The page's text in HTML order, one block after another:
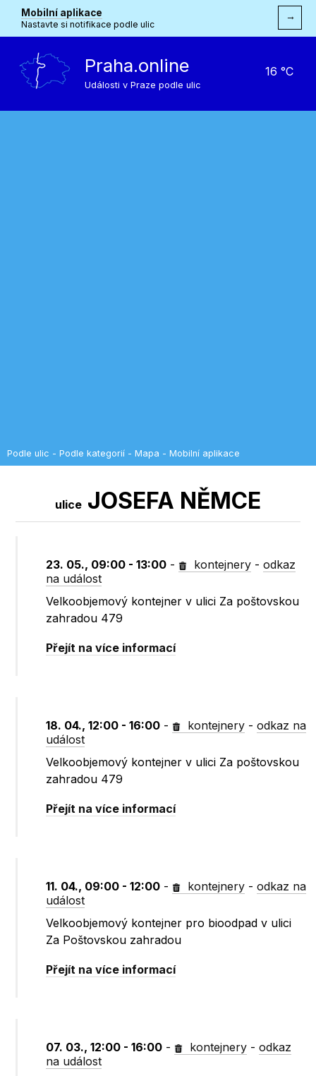
Mobilní aplikace
Nastavte si notifikace podle ulic
→
Praha.online
Události v Praze podle ulic
16 °C
Podle ulic - Podle kategorií - Mapa - Mobilní aplikace
ulice JOSEFA NĚMCE
23. 05., 09:00 - 13:00 - kontejnery -odkaz
na událost
Velkoobjemový kontejner v ulici Za poštovskou
zahradou 479
Přejít na více informací
18. 04., 12:00 - 16:00 - kontejnery -odkaz na
událost
Velkoobjemový kontejner v ulici Za poštovskou
zahradou 479
Přejít na více informací
11. 04., 09:00 - 12:00 - kontejnery -odkaz na
událost
Velkoobjemový kontejner pro bioodpad v ulici
Za Poštovskou zahradou
Přejít na více informací
07. 03., 12:00 - 16:00 - kontejnery -odkaz
na událost